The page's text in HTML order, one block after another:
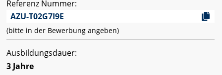
Referenz Nummer:
AZU-T02G7I9E
(bitte in der Bewerbung angeben)
Ausbildungsdauer:
3 Jahre